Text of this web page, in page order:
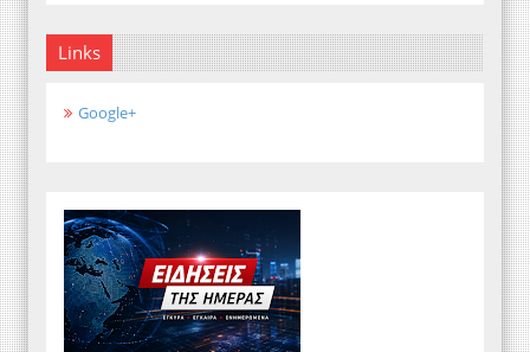
Links
Google+